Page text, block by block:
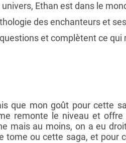
univers, Ethan est dans le
des enchanteurs et
et complètent ce qui
que mon goût pour cette
remonte le niveau et
mais au moins, on a eu
tome ou cette saga, et pour